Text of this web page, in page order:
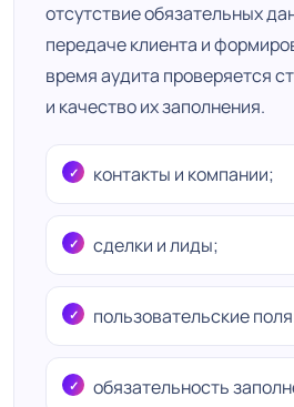
отсутствие обязательных
передаче клиента и
время аудита проверяется
и качество их заполнения.
контакты и компании;
сделки и лиды;
пользовательские
обязательность